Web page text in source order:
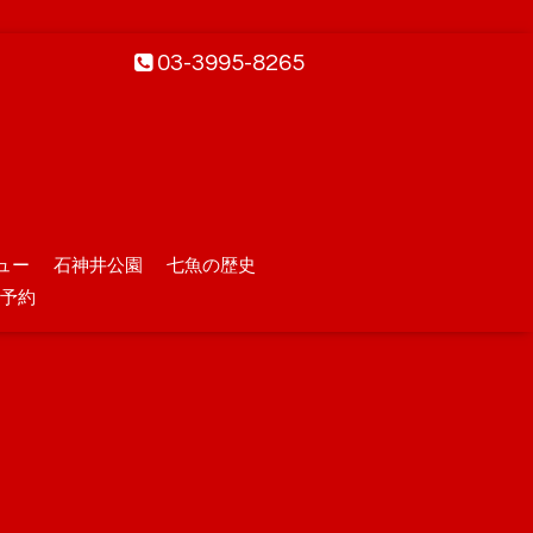
03-3995-8265
ー 石神井公園
七魚の歴史
予約